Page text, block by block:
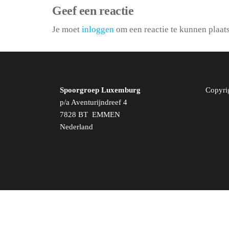
Geef een reactie
Je moet inloggen om een reactie te kunnen
Spoorgroep Luxemburg
p/a Aventurijndreef 4
7828 BT EMMEN
Nederland